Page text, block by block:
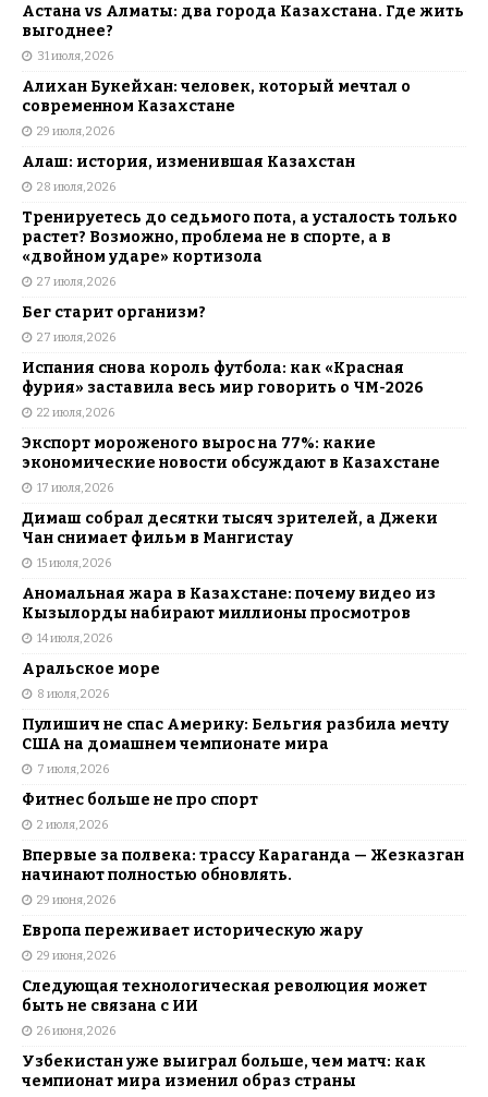
Астана vs Алматы: два города Казахстана. Где жить
выгоднее?
31 июля, 2026
Алихан Букейхан: человек, который мечтал о
современном Казахстане
29 июля, 2026
Алаш: история, изменившая Казахстан
28 июля, 2026
Тренируетесь до седьмого пота, а усталость только
растет? Возможно, проблема не в спорте, а в
«двойном ударе» кортизола
27 июля, 2026
Бег старит организм?
27 июля, 2026
Испания снова король футбола: как «Красная
фурия» заставила весь мир говорить о ЧМ-2026
22 июля, 2026
Экспорт мороженого вырос на 77%: какие
экономические новости обсуждают в Казахстане
17 июля, 2026
Димаш собрал десятки тысяч зрителей, а Джеки
Чан снимает фильм в Мангистау
15 июля, 2026
Аномальная жара в Казахстане: почему видео из
Кызылорды набирают миллионы просмотров
14 июля, 2026
Аральское море
8 июля, 2026
Пулишич не спас Америку: Бельгия разбила мечту
США на домашнем чемпионате мира
7 июля, 2026
Фитнес больше не про спорт
2 июля, 2026
Впервые за полвека: трассу Караганда — Жезказган
начинают полностью обновлять.
29 июня, 2026
Европа переживает историческую жару
29 июня, 2026
Следующая технологическая революция может
быть не связана с ИИ
26 июня, 2026
Узбекистан уже выиграл больше, чем матч: как
чемпионат мира изменил образ страны